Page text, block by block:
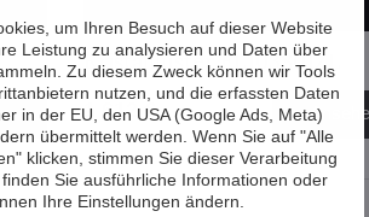
Kristalllüster EL103801ZL
1 612 €
um Ihren Besuch auf dieser Website
Leistung zu analysieren und Daten über
Zu diesem Zweck können wir Tools
nutzen, und die erfassten Daten
in der EU, den USA (Google Ads, Meta)
übermittelt werden. Wenn Sie auf "Alle
klicken, stimmen Sie dieser Verarbeitung
Sie ausführliche Informationen oder
Ihre Einstellungen ändern.